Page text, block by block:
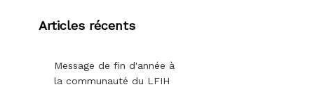
Articles récents
Message de fin d'année à
la communauté du LFIH